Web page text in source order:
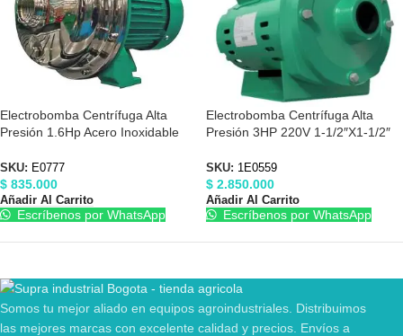
Electrobomba Centrífuga Alta
Presión 1.6Hp Acero Inoxidable
SKU: E0777
$ 835.000
Añadir Al Carrito
Escríbenos por WhatsApp
Electrobomba Centrífuga Alta
Presión 3HP 220V 1-1/2″X1-1/2″
SKU: 1E0559
$ 2.850.000
Añadir Al Carrito
Escríbenos por WhatsApp
Somos tu mejor aliado en equipos agroindustriales. Distribuimos
las mejores marcas con excelente calidad y precios. Envíos a